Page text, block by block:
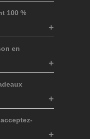
100 %
en